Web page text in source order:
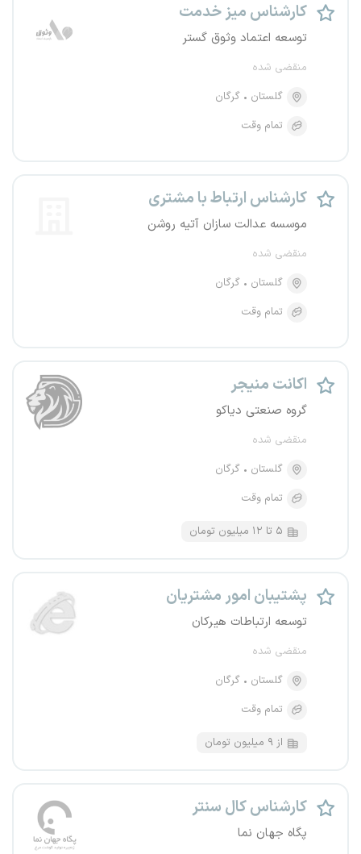
کارشناس میز خدمت
توسعه اعتماد وثوق گستر
منقضی شده
گلستان
گرگان
تمام وقت
کارشناس ارتباط با مشتری
موسسه عدالت سازان آتیه روشن
منقضی شده
گلستان
گرگان
تمام وقت
اکانت منیجر
گروه صنعتی دیاکو
منقضی شده
گلستان
گرگان
تمام وقت
۵ تا ۱۲ میلیون تومان
پشتیبان امور مشتریان
توسعه ارتباطات هیرکان
منقضی شده
گلستان
گرگان
تمام وقت
از ۹ میلیون تومان
کارشناس کال سنتر
پگاه جهان نما